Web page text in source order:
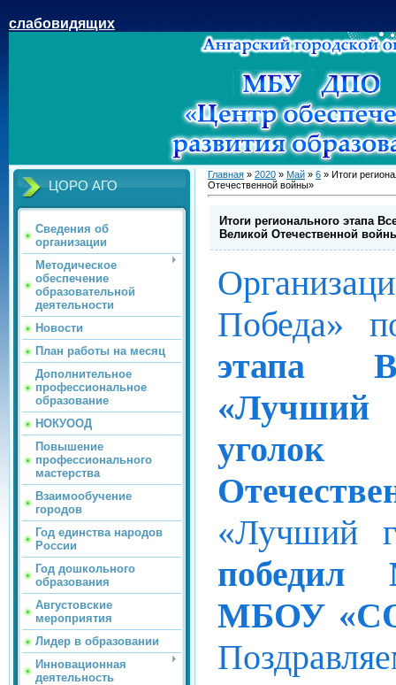
слабовидящих
ЦОРО АГО
Сведения об
организации
Методическое
обеспечение
образовательной
деятельности
Новости
План работы на месяц
Дополнительное
профессиональное
образование
НОКУООД
Повышение
профессионального
мастерства
Взаимообучение
городов
Год единства народов
России
Год дошкольного
образования
Августовские
мероприятия
Лидер в образовании
Инновационная
деятельность
Главная » 2020 » Май » 6 » Итоги
Отечественной войны»
Итоги регионального этапа
Великой Отечественной
Победа»
этапа
«Лучший
«Лучший
победил
МБОУ